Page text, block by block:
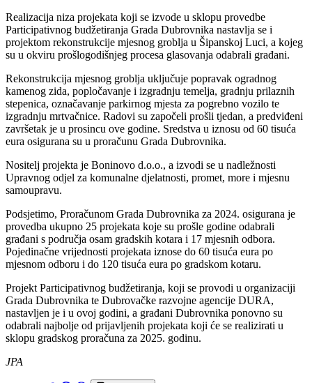
Realizacija niza projekata koji se izvode u sklopu provedbe
Participativnog budžetiranja Grada Dubrovnika nastavlja se i
projektom rekonstrukcije mjesnog groblja u Šipanskoj Luci, a kojeg
su u okviru prošlogodišnjeg procesa glasovanja odabrali građani.
Rekonstrukcija mjesnog groblja uključuje popravak ogradnog
kamenog zida, popločavanje i izgradnju temelja, gradnju prilaznih
stepenica, označavanje parkirnog mjesta za pogrebno vozilo te
izgradnju mrtvačnice. Radovi su započeli prošli tjedan, a predviđeni
završetak je u prosincu ove godine. Sredstva u iznosu od 60 tisuća
eura osigurana su u proračunu Grada Dubrovnika.
Nositelj projekta je Boninovo d.o.o., a izvodi se u nadležnosti
Upravnog odjel za komunalne djelatnosti, promet, more i mjesnu
samoupravu.
Podsjetimo, Proračunom Grada Dubrovnika za 2024. osigurana je
provedba ukupno 25 projekata koje su prošle godine odabrali
građani s područja osam gradskih kotara i 17 mjesnih odbora.
Pojedinačne vrijednosti projekata iznose do 60 tisuća eura po
mjesnom odboru i do 120 tisuća eura po gradskom kotaru.
Projekt Participativnog budžetiranja, koji se provodi u organizaciji
Grada Dubrovnika te Dubrovačke razvojne agencije DURA,
nastavljen je i u ovoj godini, a građani Dubrovnika ponovno su
odabrali najbolje od prijavljenih projekata koji će se realizirati u
sklopu gradskog proračuna za 2025. godinu.
JPA